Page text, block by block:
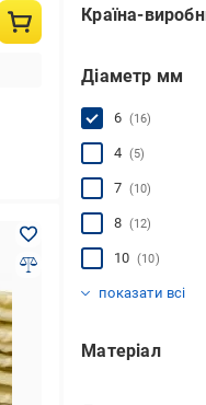
Країна-
Діаметр мм
6 (16)
4 (5)
7 (10)
8 (12)
10 (10)
показати всі
Матеріал